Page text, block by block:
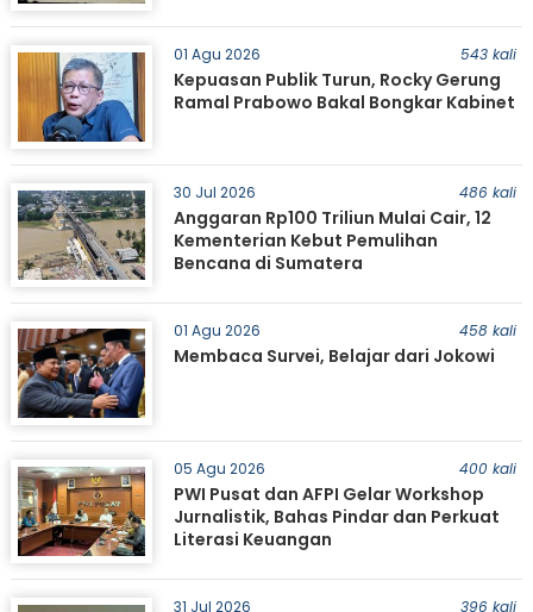
01 Agu 2026 543 kali
Kepuasan Publik Turun, Rocky Gerung
Ramal Prabowo Bakal Bongkar Kabinet
30 Jul 2026 486 kali
Anggaran Rp100 Triliun Mulai Cair, 12
Kementerian Kebut Pemulihan
Bencana di Sumatera
01 Agu 2026 458 kali
Membaca Survei, Belajar dari Jokowi
05 Agu 2026 400 kali
PWI Pusat dan AFPI Gelar Workshop
Jurnalistik, Bahas Pindar dan Perkuat
Literasi Keuangan
31 Jul 2026 396 kali